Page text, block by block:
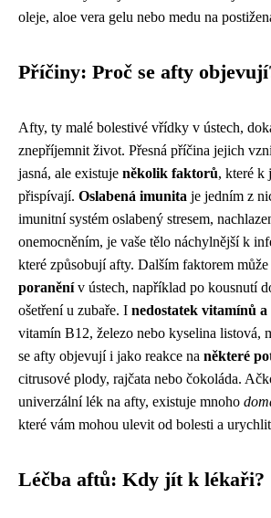
oleje, aloe vera gelu nebo medu na
Příčiny: Proč se afty
Afty, ty malé bolestivé vřídky v ústech,
znepříjemnit život. Přesná příčina jejich
jasná, ale existuje několik faktorů, které k
přispívají. Oslabená imunita je jedním z
imunitní systém oslabený stresem,
onemocněním, je vaše tělo náchylnější k
které způsobují afty. Dalším faktorem
poraněnív ústech, například po kousnutí
ošetření u zubaře. I nedostatek vitamínů
vitamín B12, železo nebo kyselina listová,
se afty objevují i jako reakce na některé
citrusové plody, rajčata nebo čokoláda.
univerzální lék na afty, existuje mnoho
které vám mohou ulevit od bolesti a
Léčba aftů: Kdy jít k lékaři?